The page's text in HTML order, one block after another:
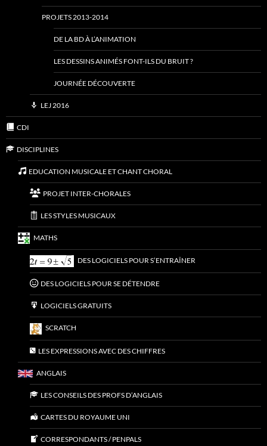
PROJETS 2013-2014
DE LA BD À L’ANIMATION
LES DESSINS ANIMÉS FONT-ILS DU BRUIT ?
JOURNÉE DÉCOUVERTE
LEJ 2016
CDI
DISCIPLINES
EDUCATION MUSICALE ET CHANT CHORAL
PROJET INTER-CHORALES
LES STYLES MUSICAUX
MATHS
DES LOGICIELS POUR S’ENTRAÎNER
DES LOGICIELS POUR SE DÉTENDRE
LOGICIELS GRATUITS
SCRATCH
LES EXPRESSIONS AVEC DES CHIFFRES
ANGLAIS
LES CONSEILS DES PROFS D’ANGLAIS
CARTES DU ROYAUME UNI
CORRESPONDANTS / PENPALS